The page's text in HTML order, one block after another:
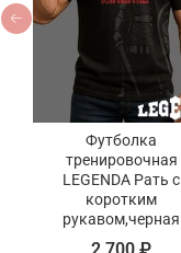
Футболка
тренировочная
LEGENDA Рать с
коротким
рукавом,черная
2 700 ₽